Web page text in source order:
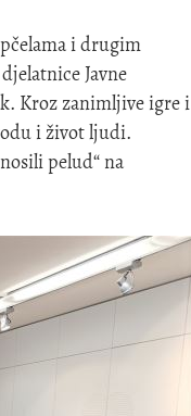
i drugim
Javne
Kroz zanimljive igre i
i život ljudi.
pelud“ na